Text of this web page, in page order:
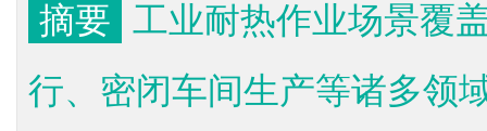
摘要 工业耐热作业场景覆
行、密闭车间生产等诸多领